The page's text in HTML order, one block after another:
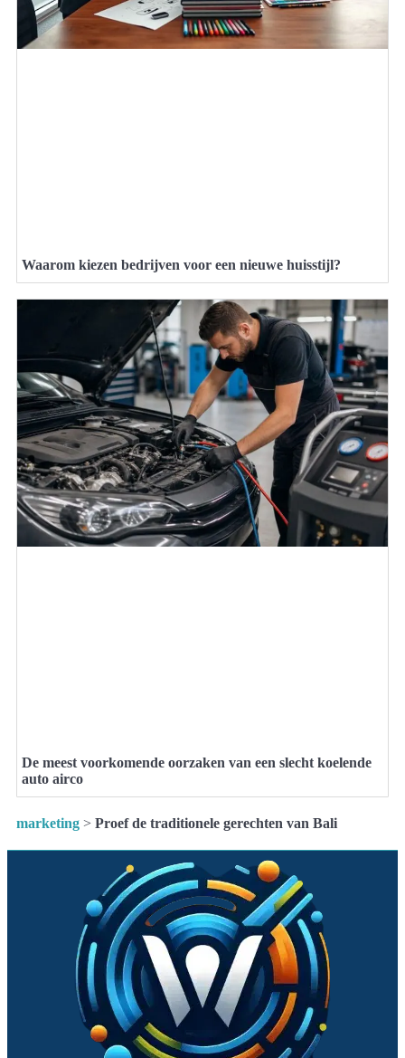
Waarom kiezen bedrijven voor een nieuwe huisstijl?
De meest voorkomende oorzaken van een slecht koelende
auto airco
marketing > Proef de traditionele gerechten van Bali